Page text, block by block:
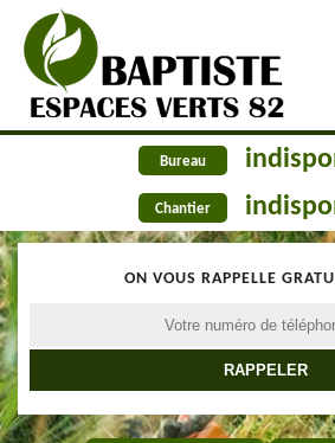
Bureau
Chantier
ON VOUS RAPPELLE